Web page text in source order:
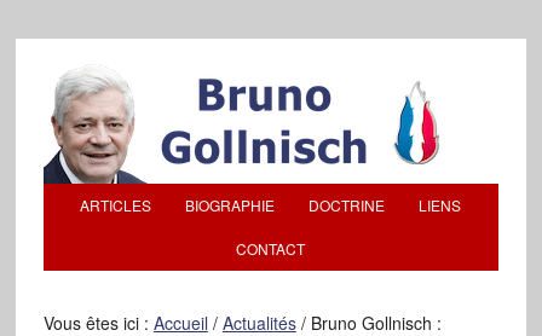
ARTICLES BIOGRAPHIE DOCTRINE LIENS
CONTACT
Vous êtes ici : Accueil / Actualités /Bruno Gollnisch :